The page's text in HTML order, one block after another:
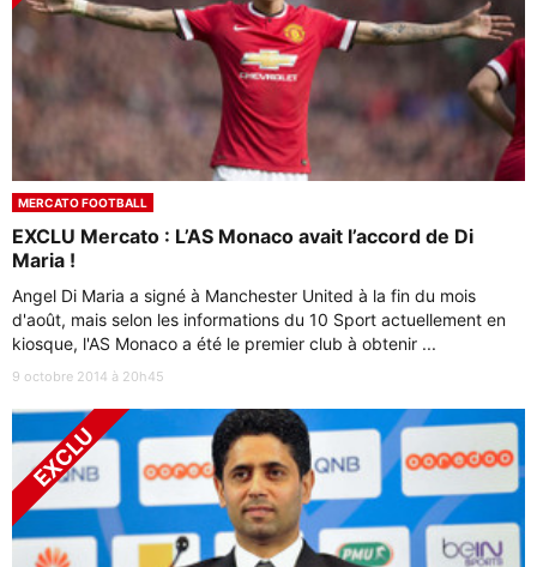
MERCATO FOOTBALL
EXCLU Mercato : L’AS Monaco avait l’accord de Di
Maria !
Angel Di Maria a signé à Manchester United à la fin du mois
d'août, mais selon les informations du 10 Sport actuellement en
kiosque, l'AS Monaco a été le premier club à obtenir ...
9 octobre 2014 à 20h45